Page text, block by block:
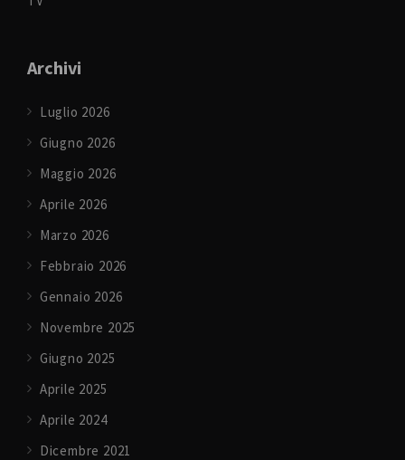
Archivi
Luglio 2026
Giugno 2026
Maggio 2026
Aprile 2026
Marzo 2026
Febbraio 2026
Gennaio 2026
Novembre 2025
Giugno 2025
Aprile 2025
Aprile 2024
Dicembre 2021